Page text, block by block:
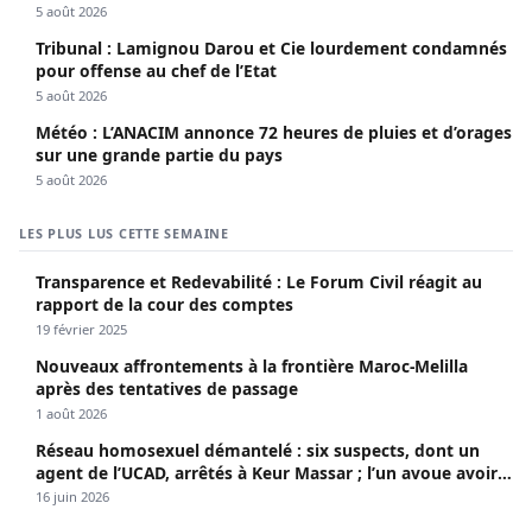
5 août 2026
Tribunal : Lamignou Darou et Cie lourdement condamnés
pour offense au chef de l’Etat
5 août 2026
Météo : L’ANACIM annonce 72 heures de pluies et d’orages
sur une grande partie du pays
5 août 2026
LES PLUS LUS CETTE SEMAINE
Transparence et Redevabilité : Le Forum Civil réagit au
rapport de la cour des comptes
19 février 2025
Nouveaux affrontements à la frontière Maroc-Melilla
après des tentatives de passage
1 août 2026
Réseau homosexuel démantelé : six suspects, dont un
agent de l’UCAD, arrêtés à Keur Massar ; l’un avoue avoir
propagé le VIH depuis 2018
16 juin 2026